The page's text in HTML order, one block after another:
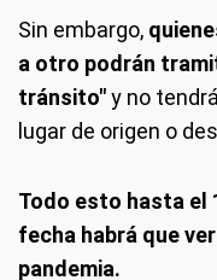
Sin embargo,
a otro podrán
tránsito"y no
lugar de origen o
Todo esto hasta el
fecha habrá que
pandemia.